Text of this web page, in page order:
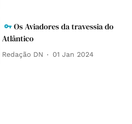
Os Aviadores da travessia do
Atlântico
Redação DN 01 Jan 2024